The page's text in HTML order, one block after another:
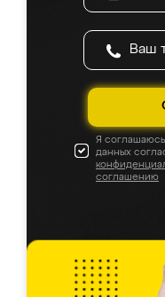
Я
данных
соглашению